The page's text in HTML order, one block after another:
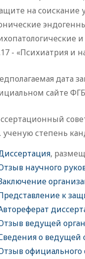
на
- «Психиатрия и
дата
сайте
ученую степень
,
научного
к
ведущей
о ведущей
официального